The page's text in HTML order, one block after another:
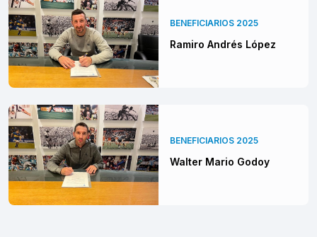
BENEFICIARIOS 2025
Ramiro Andrés López
BENEFICIARIOS 2025
Walter Mario Godoy